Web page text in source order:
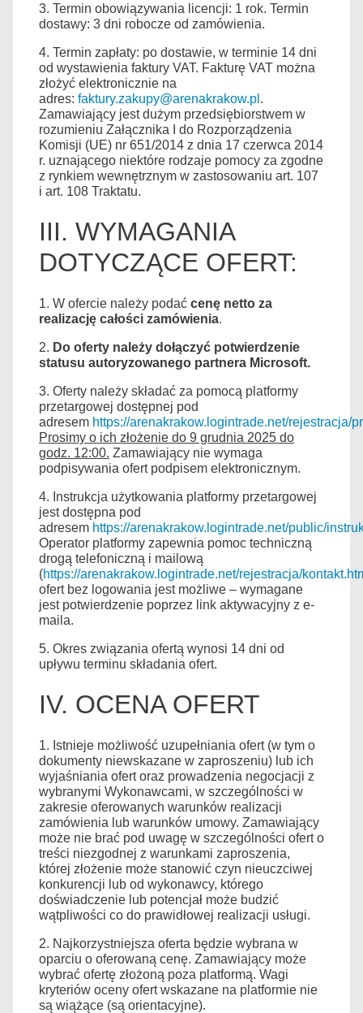
3. Termin obowiązywania licencji: 1 rok. Termin
dostawy: 3 dni robocze od zamówienia.
4. Termin zapłaty: po dostawie, w terminie 14 dni
od wystawienia faktury VAT. Fakturę VAT można
złożyć elektronicznie na
adres: faktury.zakupy@arenakrakow.pl .
Zamawiający jest dużym przedsiębiorstwem w
rozumieniu Załącznika I do Rozporządzenia
Komisji (UE) nr 651/2014 z dnia 17 czerwca 2014
r. uznającego niektóre rodzaje pomocy za zgodne
z rynkiem wewnętrznym w zastosowaniu art. 107
i art. 108 Traktatu.
III. WYMAGANIA
DOTYCZĄCE OFERT:
1. W ofercie należy podać cenę netto za
realizację całości zamówienia.
2. Do oferty należy dołączyć potwierdzenie
statusu autoryzowanego partnera Microsoft.
3. Oferty należy składać za pomocą platformy
przetargowej dostępnej pod
adresem https://arenakrakow.logintrade.net/rejestracja/
Prosimy o ich złożenie do 9 grudnia 2025 do
godz. 12:00. Zamawiający nie wymaga
podpisywania ofert podpisem elektronicznym.
4. Instrukcja użytkowania platformy przetargowej
jest dostępna pod
adresem https://arenakrakow.logintrade.net/public/
Operator platformy zapewnia pomoc techniczną
drogą telefoniczną i mailową
(https://arenakrakow.logintrade.net/rejestracja/
ofert bez logowania jest możliwe – wymagane
jest potwierdzenie poprzez link aktywacyjny z e-
maila.
5. Okres związania ofertą wynosi 14 dni od
upływu terminu składania ofert.
IV. OCENA OFERT
1. Istnieje możliwość uzupełniania ofert (w tym o
dokumenty niewskazane w zaproszeniu) lub ich
wyjaśniania ofert oraz prowadzenia negocjacji z
wybranymi Wykonawcami, w szczególności w
zakresie oferowanych warunków realizacji
zamówienia lub warunków umowy. Zamawiający
może nie brać pod uwagę w szczególności ofert o
treści niezgodnej z warunkami zaproszenia,
której złożenie może stanowić czyn nieuczciwej
konkurencji lub od wykonawcy, którego
doświadczenie lub potencjał może budzić
wątpliwości co do prawidłowej realizacji usługi.
2. Najkorzystniejsza oferta będzie wybrana w
oparciu o oferowaną cenę. Zamawiający może
wybrać ofertę złożoną poza platformą. Wagi
kryteriów oceny ofert wskazane na platformie nie
są wiążące (są orientacyjne).